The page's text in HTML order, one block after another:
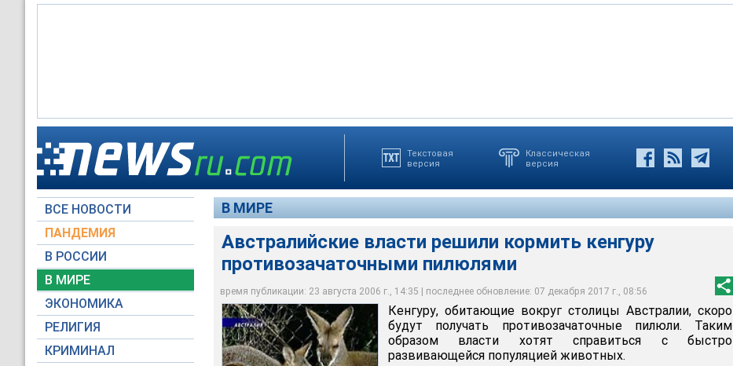
Текстовая
версия
Классическая
версия
ВСЕ НОВОСТИ
ПАНДЕМИЯ
В РОССИИ
В МИРЕ
ЭКОНОМИКА
РЕЛИГИЯ
КРИМИНАЛ
В МИРЕ
Австралийские власти решили кормить кенгуру
противозачаточными пилюлями
время публикации: 23 августа 2006 г., 14:35 | последнее обновление: 07 декабря 2017 г., 08:56
Австралийские власти решили кормить кенгуру противозачаточными пилюлями
НТВ
Кенгуру, обитающие вокруг столицы Австралии, скоро
будут получать противозачаточные пилюли. Таким
образом власти хотят справиться с быстро
развивающейся популяцией животных.